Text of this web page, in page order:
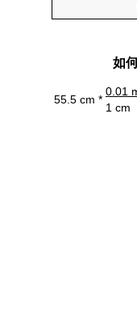
如
55.5 cm *
0.01
1 cm